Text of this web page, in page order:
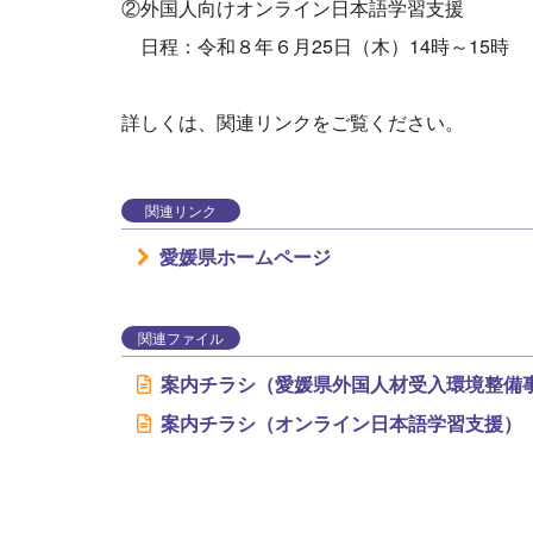
②外国人向けオンライン日本語学習支援
日程：令和８年６月25日（木）14時～15時
詳しくは、関連リンクをご覧ください。
関連リンク
愛媛県ホームページ
関連ファイル
案内チラシ（愛媛県外国人材受入環境整備
案内チラシ（オンライン日本語学習支援）